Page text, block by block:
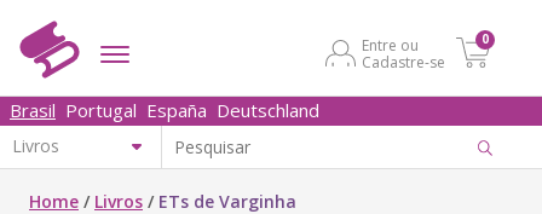
Entre ou
Cadastre-se
0
Brasil Portugal España Deutschland
Home / Livros / ETs de Varginha